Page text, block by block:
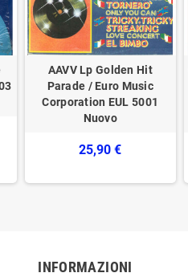
AAVV Lp Golden Hit
Parade / Euro Music
Corporation ‎EUL 5001
Nuovo
25,90 €
INFORMAZIONI